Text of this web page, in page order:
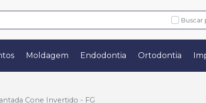
Buscar
Moldagem Endodontia Ortodontia
Cone Invertido - FG